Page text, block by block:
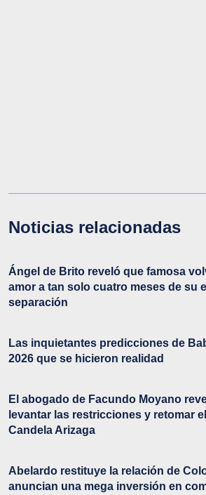
Noticias relacionadas
Ángel de Brito reveló que famosa
amor a tan solo cuatro meses de su
separación
Las inquietantes predicciones de
2026 que se hicieron realidad
El abogado de Facundo Moyano
levantar las restricciones y retomar
Candela Arizaga
Abelardo restituye la relación de
anuncian una mega inversión en